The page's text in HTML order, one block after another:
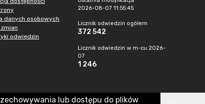
danych osobowych
odwiedzin
2026-08-07 11:55:45
Licznik odwiedzin ogółem
372 542
Licznik odwiedzin w m-cu 2026-
07
1 246
lub dostępu do plików